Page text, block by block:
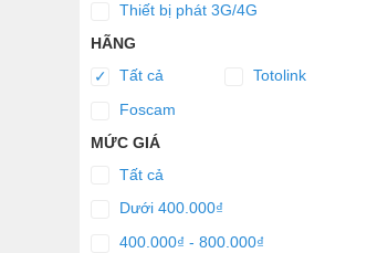
Thiết bị phát 3G/4G
HÃNG
✓
Tất cả
Totolink
Foscam
MỨC GIÁ
Tất cả
Dưới 400.000₫
400.000₫ - 800.000₫